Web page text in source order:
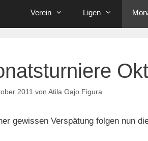
Verein Ligen
2011 von Atila Gajo Figura
gewissen Verspätung folgen nun